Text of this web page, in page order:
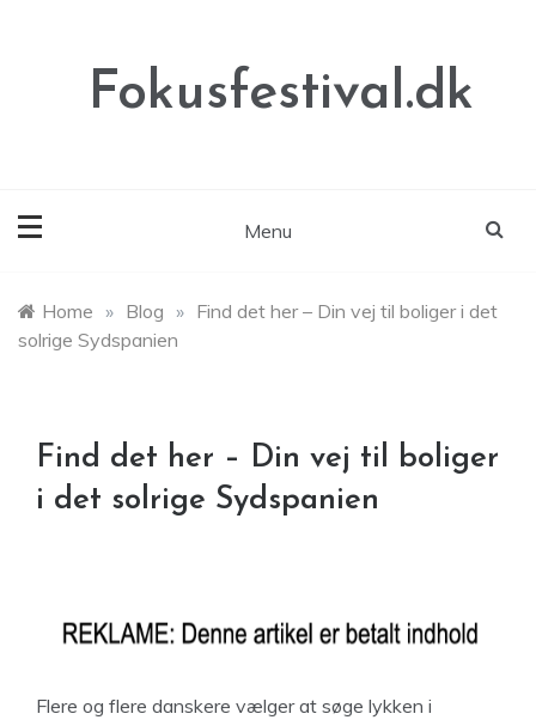
Fokusfestival.dk
Menu
Home » Blog » Find det her – Din vej til boliger i det
solrige Sydspanien
Find det her – Din vej til boliger
i det solrige Sydspanien
Flere og flere danskere vælger at søge lykken i